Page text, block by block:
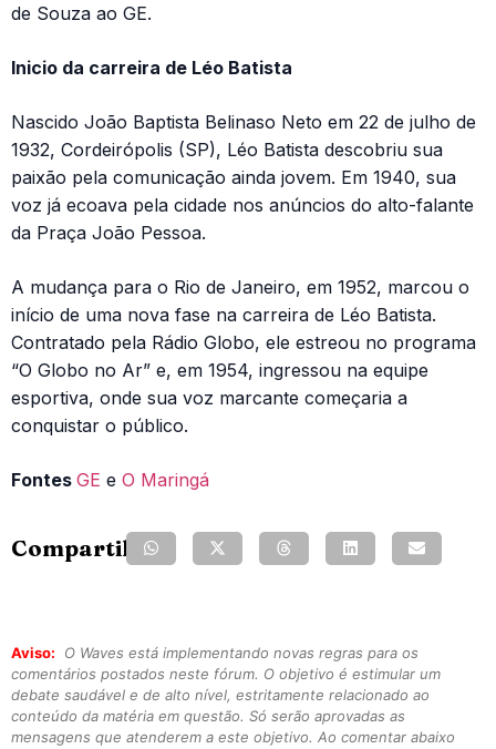
de Souza ao GE.
Inicio da carreira de Léo Batista
Nascido João Baptista Belinaso Neto em 22 de julho de
1932, Cordeirópolis (SP), Léo Batista descobriu sua
paixão pela comunicação ainda jovem. Em 1940, sua
voz já ecoava pela cidade nos anúncios do alto-falante
da Praça João Pessoa.
A mudança para o Rio de Janeiro, em 1952, marcou o
início de uma nova fase na carreira de Léo Batista.
Contratado pela Rádio Globo, ele estreou no programa
“O Globo no Ar” e, em 1954, ingressou na equipe
esportiva, onde sua voz marcante começaria a
conquistar o público.
Fontes GE e O Maringá
Compartilhe:
Aviso:
O Waves está implementando novas regras para os
comentários postados neste fórum. O objetivo é estimular um
debate saudável e de alto nível, estritamente relacionado ao
conteúdo da matéria em questão. Só serão aprovadas as
mensagens que atenderem a este objetivo. Ao comentar abaixo